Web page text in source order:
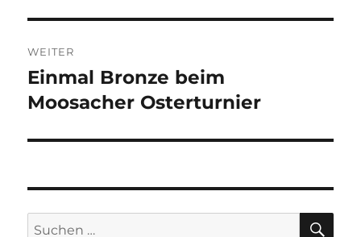
WEITER
Nächster
Beitrag:
Einmal Bronze beim
Moosacher Osterturnier
Suchen